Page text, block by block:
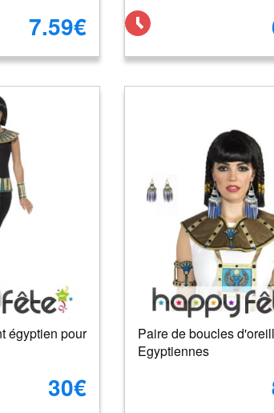
7.59€
égyptien pour
30€
Paire de boucles
Egyptiennes